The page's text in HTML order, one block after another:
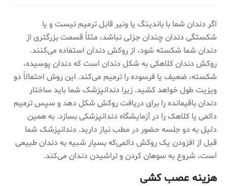
اگر دندان شما با باندینگ یا ونیر قابل ترمیم نیست و یا
شکستگی دندان چندان جزئی نباشد، مثلاً قسمت بزرگتری از
دندان شما شکسته شود، از روکش دندان استفاده می‌کنند.
روکش دندان کلاهکی به شکل دندان است که دندان پوسیده،
شکسته، ضعیف یا فرسوده را ترمیم می‌کند. این روش احتمالاً دو
ویزیت طول خواهد کشید. زیرا دندانپزشک شما باید ساختار
دندان باقیمانده را برای دریافت روکش شکل دهد و سپس ترمیم
دائمی یا کلاهک‌ را در آزمایشگاه دندانپزشکی بسازد. به همین
دلیل به دو جلسه حضور در مطب نیاز دارید. دندانپزشک شما
قبل از افزودن یک روکش دائمی‌که بسیار شبیه به دندان طبیعی
است، شروع به سوهان کردن و تراشیدن دندان می‌کند.
هزینه عصب کشی